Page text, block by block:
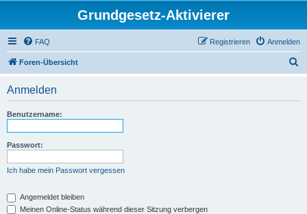
Grundgesetz-Aktivierer
FAQ Anmelden
Registrieren
Foren-Übersicht
Anmelden
Benutzername:
Passwort:
Ich habe mein Passwort vergessen
Angemeldet bleiben
Meinen Online-Status während dieser Sitzung verbergen